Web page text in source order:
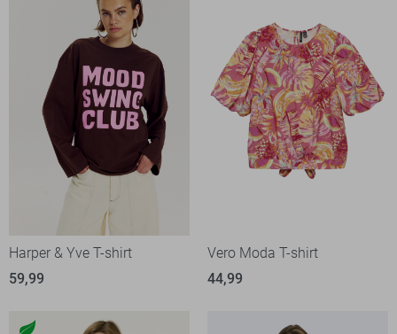
Harper & Yve T-shirt
59,99
Vero Moda T-shirt
44,99